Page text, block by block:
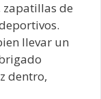
zapatillas de
llevar un
dentro,